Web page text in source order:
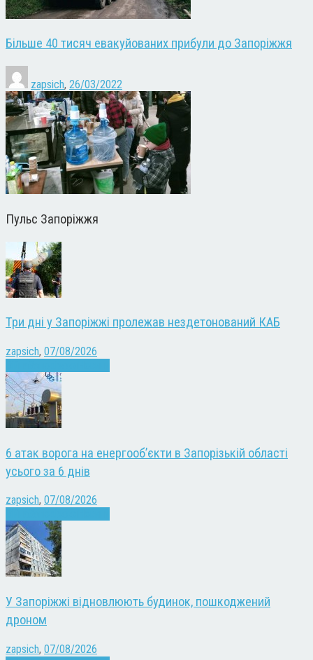
Більше 40 тисяч евакуйованих прибули до Запоріжжя
zapsich, 26/03/2022
Пульс Запоріжжя
Три дні у Запоріжжі пролежав нездетонований КАБ
zapsich, 07/08/2026
6 атак ворога на енергооб’єкти в Запорізькій області
усього за 6 днів
zapsich, 07/08/2026
У Запоріжжі відновлюють будинок, пошкоджений
дроном
zapsich, 07/08/2026